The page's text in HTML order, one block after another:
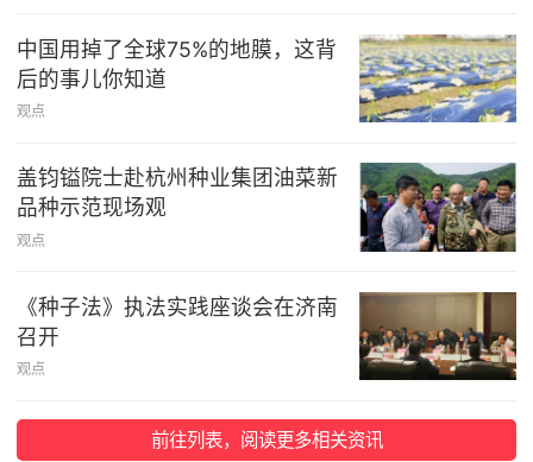
中国用掉了全球75%的地膜，这背
后的事儿你知道
观点
盖钧镒院士赴杭州种业集团油菜新
品种示范现场观
观点
《种子法》执法实践座谈会在济南
召开
观点
前往列表，阅读更多相关资讯